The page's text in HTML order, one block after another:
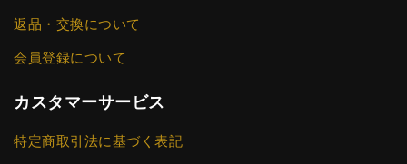
返品・交換について
会員登録について
カスタマーサービス
特定商取引法に基づく表記